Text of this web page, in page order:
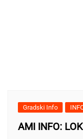
Gradski Info
AMI INFO: